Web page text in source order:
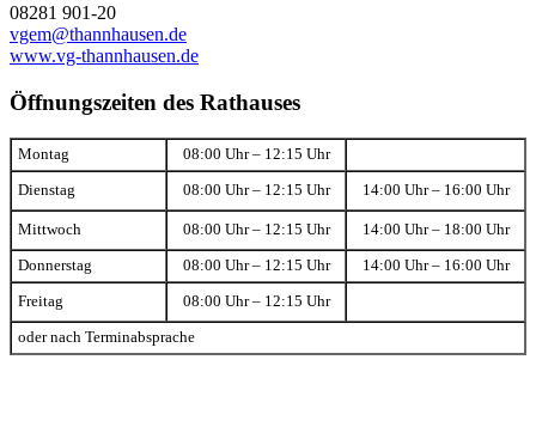
08281 901-20
vgem@thannhausen.de
www.vg-thannhausen.de
Öffnungszeiten des Rathauses
Montag 08:00 Uhr – 12:15 Uhr
Dienstag 08:00 Uhr – 12:15 Uhr 14:00 Uhr – 16:00 Uhr
Mittwoch 08:00 Uhr – 12:15 Uhr 14:00 Uhr – 18:00 Uhr
Donnerstag 08:00 Uhr – 12:15 Uhr 14:00 Uhr – 16:00 Uhr
Freitag 08:00 Uhr – 12:15 Uhr
oder nach Terminabsprache